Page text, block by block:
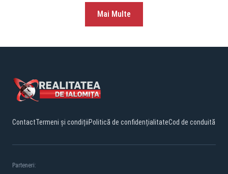
Mai Multe
ContactTermeni și condițiiPolitică de confidențialitateCod de conduită
Parteneri: